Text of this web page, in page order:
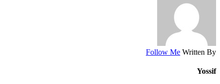
Follow Me Written By
Yossif